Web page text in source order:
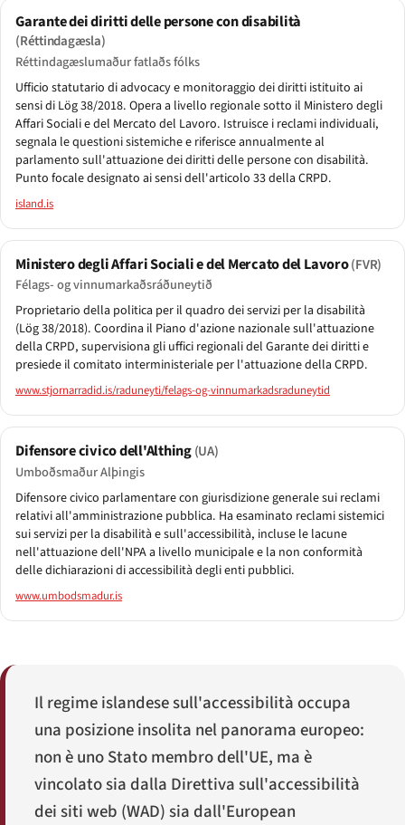
Garante dei diritti delle persone con disabilità
(Réttindagæsla)
Réttindagæslumaður fatlaðs fólks
Ufficio statutario di advocacy e monitoraggio dei diritti istituito ai
sensi di Lög 38/2018. Opera a livello regionale sotto il Ministero degli
Affari Sociali e del Mercato del Lavoro. Istruisce i reclami individuali,
segnala le questioni sistemiche e riferisce annualmente al
parlamento sull'attuazione dei diritti delle persone con disabilità.
Punto focale designato ai sensi dell'articolo 33 della CRPD.
island.is
Ministero degli Affari Sociali e del Mercato del Lavoro(FVR)
Félags- og vinnumarkaðsráðuneytið
Proprietario della politica per il quadro dei servizi per la disabilità
(Lög 38/2018). Coordina il Piano d'azione nazionale sull'attuazione
della CRPD, supervisiona gli uffici regionali del Garante dei diritti e
presiede il comitato interministeriale per l'attuazione della CRPD.
www.stjornarradid.is/raduneyti/felags-og-vinnumarkadsraduneytid
Difensore civico dell'Althing(UA)
Umboðsmaður Alþingis
Difensore civico parlamentare con giurisdizione generale sui reclami
relativi all'amministrazione pubblica. Ha esaminato reclami sistemici
sui servizi per la disabilità e sull'accessibilità, incluse le lacune
nell'attuazione dell'NPA a livello municipale e la non conformità
delle dichiarazioni di accessibilità degli enti pubblici.
www.umbodsmadur.is
Il regime islandese sull'accessibilità occupa
una posizione insolita nel panorama europeo:
non è uno Stato membro dell'UE, ma è
vincolato sia dalla Direttiva sull'accessibilità
dei siti web (WAD) sia dall'European